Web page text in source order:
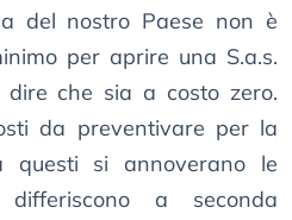
del nostro Paese non è
per aprire una S.a.s.
che sia a costo zero.
da preventivare per la
questi si annoverano le
a seconda